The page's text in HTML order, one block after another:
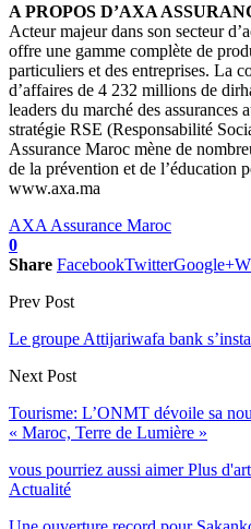
A PROPOS D’AXA
Acteur majeur dans son secteur
offre une gamme complète de
particuliers et des entreprises. La
d’affaires de 4 232 millions de
leaders du marché des assurances
stratégie RSE (Responsabilité
Assurance Maroc mène de
de la prévention et de l’éducation
www.axa.ma
AXA Assurance Maroc
0
Share FacebookTwitterGoogle+
Prev Post
Le groupe Attijariwafa bank
Next Post
Tourisme: L’ONMT dévoile sa
« Maroc, Terre de Lumière »
vous pourriez aussi aimer Plus
Actualité